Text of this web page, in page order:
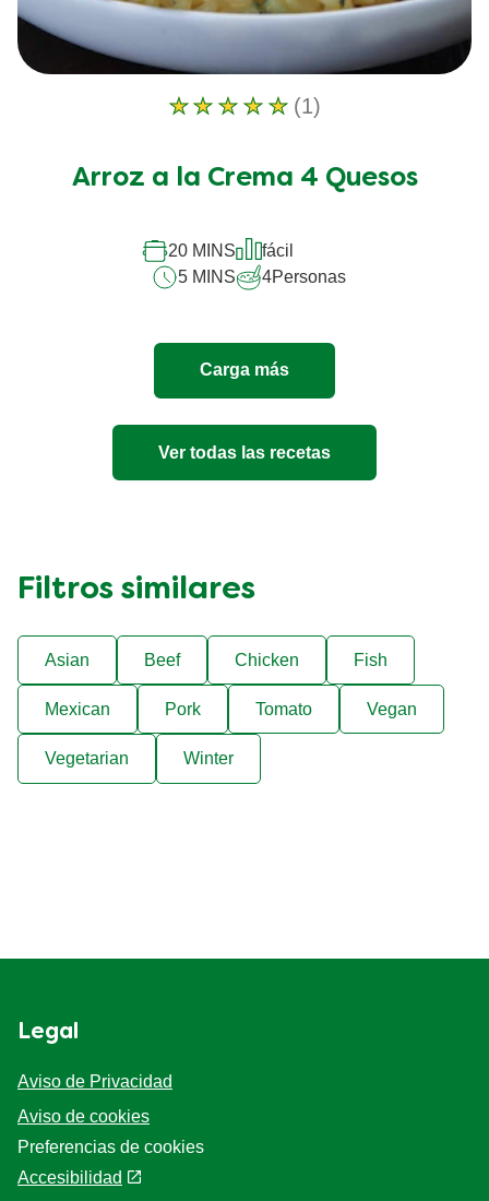
La
de
a
la
Crema
5.0
de
de
1
calificaciones.
(1)
Arroz a la Crema 4 Quesos
20 MINS
fácil
5 MINS
4Personas
Carga más
Ver todas las recetas
Filtros similares
Asian Beef Chicken Fish
Mexican Pork Tomato Vegan
Vegetarian Winter
Legal
Aviso de Privacidad
Aviso de cookies
Preferencias de cookies
Accesibilidad